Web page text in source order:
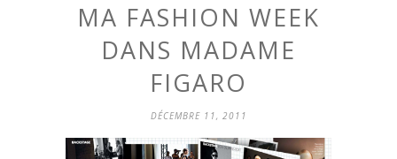
MA FASHION WEEK
DANS MADAME
FIGARO
DÉCEMBRE 11, 2011